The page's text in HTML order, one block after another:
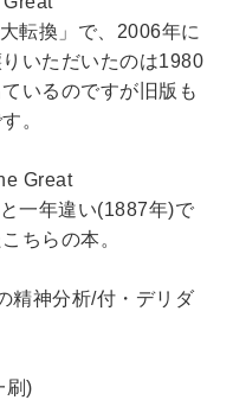
転換」で、 2006年に
いただいたのは1980
いるのですが旧版も
。
Great
一年違い(1887年)で
ちらの本。
精神分析/付・デリダ
刷)